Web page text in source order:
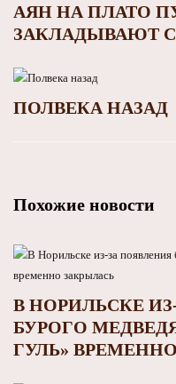
АЯН НА ПЛАТО
ЗАКЛАДЫВАЮТ
ПОЛВЕКА НАЗАД
Похожие новости
В НОРИЛЬСКЕ
БУРОГО
ГУЛЬ»